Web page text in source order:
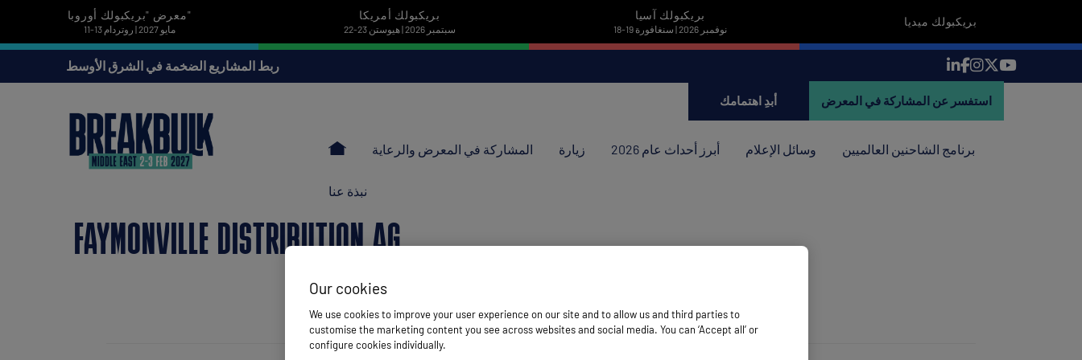
معرض "بريكبولك أوروبا"
11-13 مايو 2027 | روتردام
بريكبولك أمريكا
22-23 سبتمبر 2026 | هيوستن
بريكبولك آسيا
18-19 نوفمبر 2026 | سنغافورة
بريكبولك ميديا
ربط المشاريع الضخمة في الشرق الأوسط
أبدِ اهتمامك استفسر عن المشاركة في المعرض
المشاركة في المعرض والرعاية زيارة أبرز أحداث عام 2026 وسائل الإعلام برنامج الشاحنين العالميين
نبذة عنا
FAYMONVILLE DISTRIBUTION AG
Our cookies
We use cookies to improve your user experience on our site and to allow us and third parties to
customise the marketing content you see across websites and social media. You can ‘Accept all’ or
configure cookies individually.